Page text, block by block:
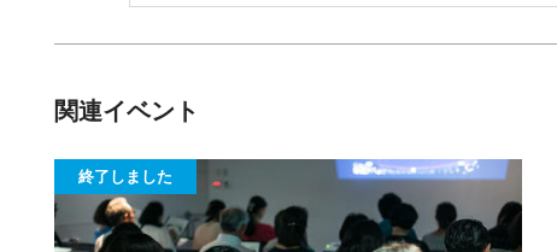
関連イベント
終了しました